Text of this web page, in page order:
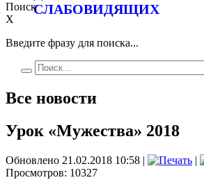
Поиск
X
Введите фразу для поиска...
Все новости
Урок «Мужества» 2018
Обновлено 21.02.2018 10:58 | |
Просмотров: 10327